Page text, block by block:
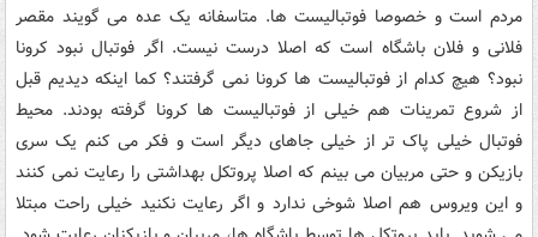
مردم است و خصوصا فوتبالیست ها. متاسفانه یک عده می گویند مقصر
فلانی و فلان باشگاه است که اصلا درست نیست. اگر فوتبال نبود کرونا
نبود؟ هیچ کدام از فوتبالیست ها کرونا نمی گرفتند؟ کما اینکه دیدیم قبل
از شروع تمرینات هم خیلی از فوتبالیست ها کرونا گرفته بودند. محیط
فوتبال خیلی پاک تر از خیلی جاهای دیگر است و فکر می کنم یک سری
بازیکن و حتی مربیان می بینم که اصلا پروتکل بهداشتی را رعایت نمی کنند
و این ویروس هم اصلا شوخی ندارد و اگر رعایت نکنید خیلی راحت مبتلا